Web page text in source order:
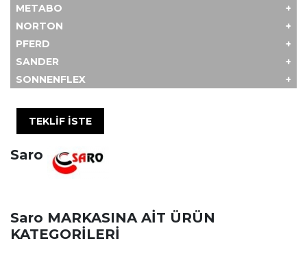
METABO
NORTON
PFERD
SANDER
SONNENFLEX
TEKLİF İSTE
Saro
Saro MARKASINA AİT ÜRÜN
KATEGORİLERİ